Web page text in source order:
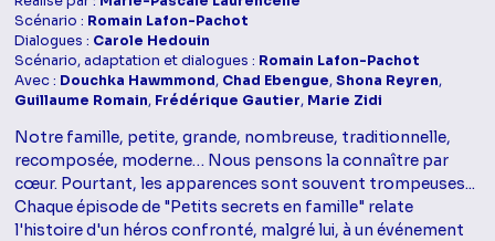
Scénario : Romain Lafon-Pachot
Dialogues : Carole Hedouin
Scénario, adaptation et dialogues : Romain Lafon-Pachot
Avec : Douchka Hawmmond, Chad Ebengue,Shona Reyren,
Guillaume Romain, Frédérique Gautier, Marie Zidi
Notre famille, petite, grande, nombreuse, traditionnelle,
recomposée, moderne… Nous pensons la connaître par
cœur. Pourtant, les apparences sont souvent trompeuses...
Chaque épisode de "Petits secrets en famille" relate
l'histoire d'un héros confronté, malgré lui, à un événement